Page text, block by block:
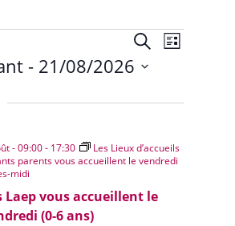
Recherche
et
navigation
de
Recherche
de
Liste
- 21/08/2026
Laep vous accueillent le
(0-6 ans)
- 09:00- 17:30
Les Lieux d’accueils
parents vous accueillent le vendredi
midi